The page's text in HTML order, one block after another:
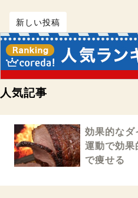
新しい投稿
人気記事
効果的な
運動で効
で痩せる